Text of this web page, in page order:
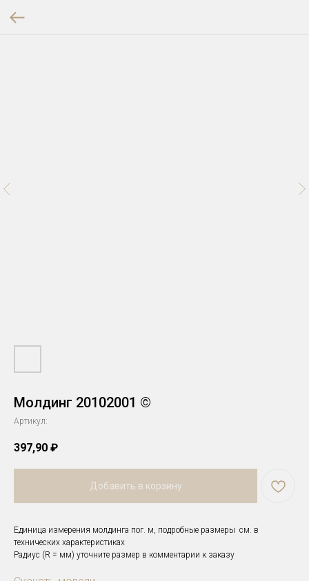
Молдинг 20102001 ©
Артикул:
397,90 ₽
Добавить в корзину
Единица измерения молдинга пог. м, подробные размеры см. в
технических характеристиках
Радиус (R = мм) уточните размер в комментарии к заказу